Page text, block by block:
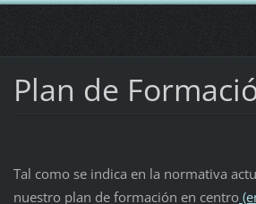
Plan de
Tal como se indica en la normativa
nuestro plan de formación en centro